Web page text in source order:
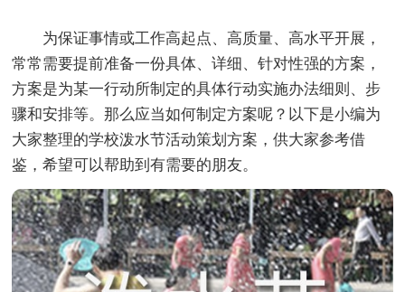
为保证事情或工作高起点、高质量、高水平开展，
常常需要提前准备一份具体、详细、针对性强的方案，
方案是为某一行动所制定的具体行动实施办法细则、步
骤和安排等。那么应当如何制定方案呢？以下是小编为
大家整理的学校泼水节活动策划方案，供大家参考借
鉴，希望可以帮助到有需要的朋友。